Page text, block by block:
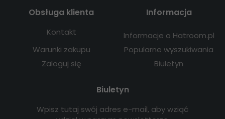
Obsługa klienta
Kontakt
Warunki zakupu
Zaloguj się
Informacja
Informacje o Hatroom.pl
Popularne wyszukiwania
Biuletyn
Biuletyn
Wpisz tutaj swój adres e-mail, aby wziąć